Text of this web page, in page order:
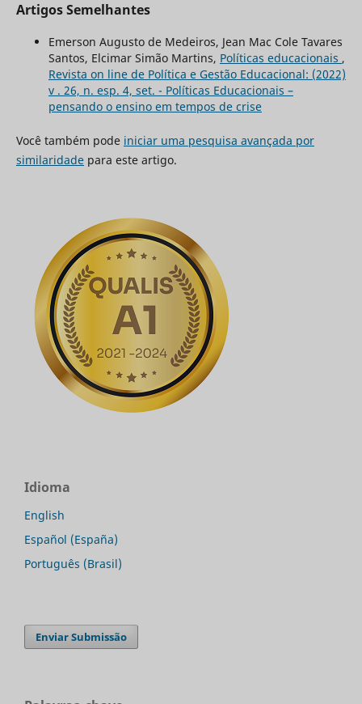
Artigos Semelhantes
Emerson Augusto de Medeiros, Jean Mac Cole Tavares
Santos, Elcimar Simão Martins, Políticas educacionais ,
Revista on line de Política e Gestão Educacional: (2022)
v . 26, n. esp. 4, set. - Políticas Educacionais –
pensando o ensino em tempos de crise
Você também pode iniciar uma pesquisa avançada por
similaridadepara este artigo.
Idioma
English
Español (España)
Português (Brasil)
Enviar Submissão